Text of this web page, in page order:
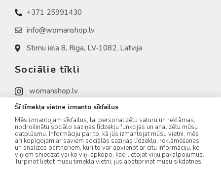
+371 25991430
info@womanshop.lv
Stirnu iela 8, Riga, LV-1082, Latvija
Sociālie tīkli
womanshop.lv
womanshop.lv (NAIL)
womanshop.lv (KOREA)
Šī tīmekļa vietne izmanto sīkfailus
Mēs izmantojam sīkfailus, lai personalizētu saturu un reklāmas,
nodrošinātu sociālo saziņas līdzekļu funkcijas un analizētu mūsu
datplūsmu. Informāciju par to, kā jūs izmantojat mūsu vietni, mēs
arī kopīgojam ar saviem sociālās saziņas līdzekļu, reklamēšanas
un analīzes partneriem, kuri to var apvienot ar citu informāciju, ko
viņiem sniedzat vai ko viņi apkopo, kad lietojat viņu pakalpojumus.
Turpinot lietot mūsu tīmekļa vietni, jūs apstiprināt mūsu sīkdatnes.